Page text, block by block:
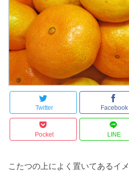
Twitter Facebook
Pocket LINE
こたつの上によく置いてあるイ